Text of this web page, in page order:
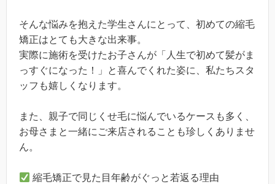
そんな悩みを抱えた学生さんにとって、初めての縮毛
矯正はとても大きな出来事。
実際に施術を受けたお子さんが「人生で初めて髪がま
っすぐになった！」と喜んでくれた姿に、私たちスタ
ッフも嬉しくなります。
また、親子で同じくせ毛に悩んでいるケースも多く、
お母さまと一緒にご来店されることも珍しくありませ
ん。
縮毛矯正で見た目年齢がぐっと若返る理由